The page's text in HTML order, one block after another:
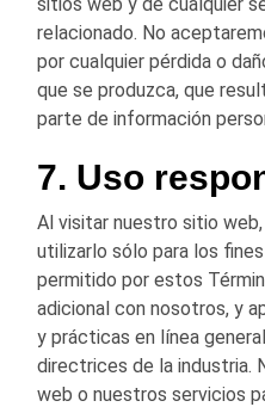
relacionado. No
por cualquier pérdida o
que se produzca, que
parte de información
7. Uso
Al visitar nuestro sitio
utilizarlo sólo para los
permitido por estos
adicional con nosotros, y
y prácticas en línea
directrices de la industria.
web o nuestros servicios